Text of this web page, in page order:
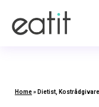
Home» Dietist,